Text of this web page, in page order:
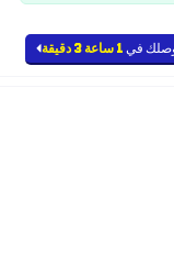
في 1 ساعة 3 دقيقة